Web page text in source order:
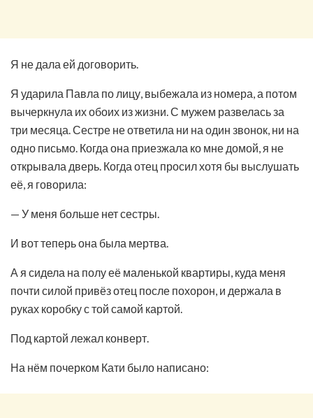
Я не дала ей договорить.
Я ударила Павла по лицу, выбежала из номера, а потом
вычеркнула их обоих из жизни. С мужем развелась за
три месяца. Сестре не ответила ни на один звонок, ни на
одно письмо. Когда она приезжала ко мне домой, я не
открывала дверь. Когда отец просил хотя бы выслушать
её, я говорила:
— У меня больше нет сестры.
И вот теперь она была мертва.
А я сидела на полу её маленькой квартиры, куда меня
почти силой привёз отец после похорон, и держала в
руках коробку с той самой картой.
Под картой лежал конверт.
На нём почерком Кати было написано: